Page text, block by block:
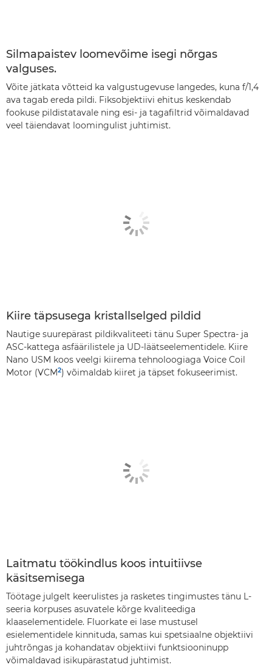
Silmapaistev loomevõime isegi nõrgas
valguses.
Võite jätkata võtteid ka valgustugevuse langedes, kuna f/1,4
ava tagab ereda pildi. Fiksobjektiivi ehitus keskendab
fookuse pildistatavale ning esi- ja tagafiltrid võimaldavad
veel täiendavat loomingulist juhtimist.
Kiire täpsusega kristallselged pildid
Nautige suurepärast pildikvaliteeti tänu Super Spectra- ja
ASC-kattega asfäärilistele ja UD-läätseelementidele. Kiire
Nano USM koos veelgi kiirema tehnoloogiaga Voice Coil
Motor (VCM2) võimaldab kiiret ja täpset fokuseerimist.
Laitmatu töökindlus koos intuitiivse
käsitsemisega
Töötage julgelt keerulistes ja rasketes tingimustes tänu L-
seeria korpuses asuvatele kõrge kvaliteediga
klaaselementidele. Fluorkate ei lase mustusel
esielementidele kinnituda, samas kui spetsiaalne objektiivi
juhtrõngas ja kohandatav objektiivi funktsiooninupp
võimaldavad isikupärastatud juhtimist.